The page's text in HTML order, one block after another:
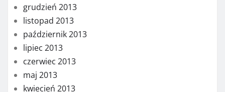
grudzień 2013
listopad 2013
październik 2013
lipiec 2013
czerwiec 2013
maj 2013
kwiecień 2013